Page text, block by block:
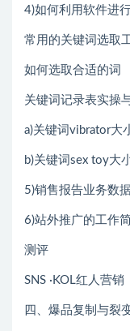
4)如何利用软件进
常用的关键词选取
如何选取合适的词
关键词记录表实操
a)关键词vibrator大
b)关键词sex toy大
5)销售报告业务数
6)站外推广的工作
测评
SNS ·KOL红人营销
四、爆品复制与裂